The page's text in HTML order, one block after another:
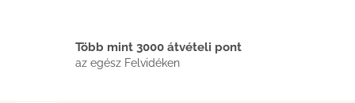
Több mint 3000 átvételi pont
az egész Felvidéken